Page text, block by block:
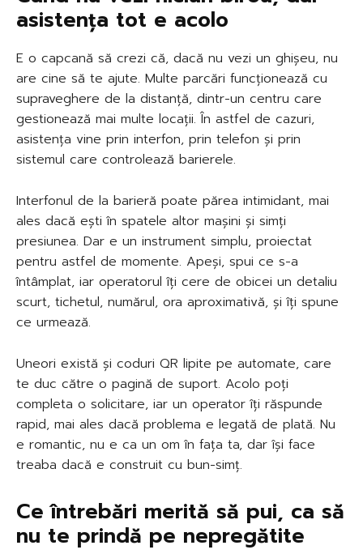
asistența tot e acolo
E o capcană să crezi că, dacă nu vezi un ghișeu, nu
are cine să te ajute. Multe parcări funcționează cu
supraveghere de la distanță, dintr-un centru care
gestionează mai multe locații. În astfel de cazuri,
asistența vine prin interfon, prin telefon și prin
sistemul care controlează barierele.
Interfonul de la barieră poate părea intimidant, mai
ales dacă ești în spatele altor mașini și simți
presiunea. Dar e un instrument simplu, proiectat
pentru astfel de momente. Apeși, spui ce s-a
întâmplat, iar operatorul îți cere de obicei un detaliu
scurt, tichetul, numărul, ora aproximativă, și îți spune
ce urmează.
Uneori există și coduri QR lipite pe automate, care
te duc către o pagină de suport. Acolo poți
completa o solicitare, iar un operator îți răspunde
rapid, mai ales dacă problema e legată de plată. Nu
e romantic, nu e ca un om în fața ta, dar își face
treaba dacă e construit cu bun-simț.
Ce întrebări merită să pui, ca să
nu te prindă pe nepregătite